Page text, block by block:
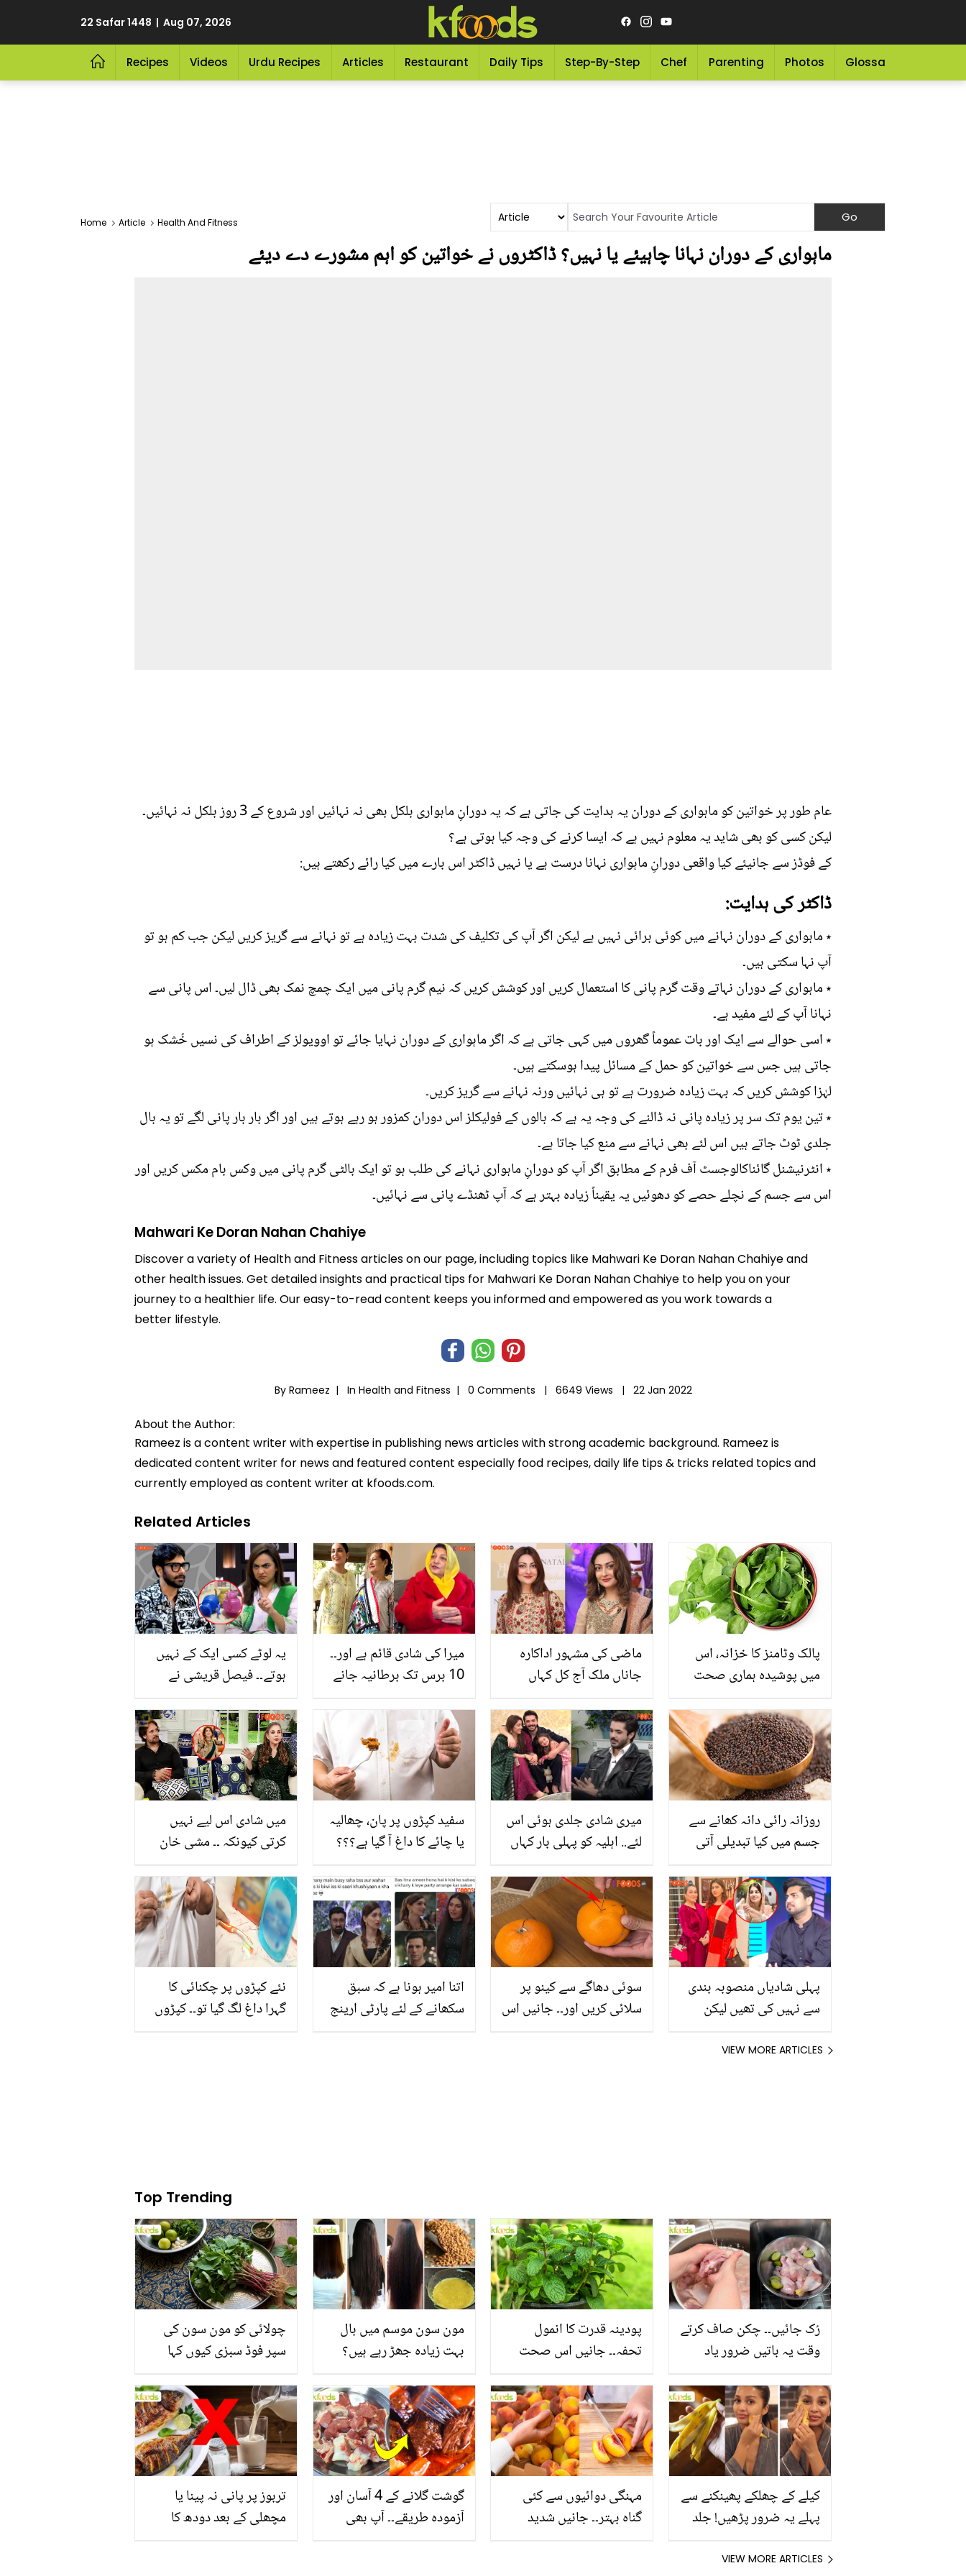
22 Safar 1448 | Aug 07, 2026
Recipes Videos Urdu Recipes Articles Restaurant Daily Tips Step-By-Step Chef Parenting Photos Glossary
Home Article Health And Fitness
ماہواری کے دوران نہانا چاہیئے یا نہیں؟ ڈاکٹروں نے خواتین کو اہم مشورے دے دیئے
عام طور پر خواتین کو ماہواری کے دوران یہ ہدایت کی جاتی ہے کہ یہ دورانِ ماہواری بلکل بھی نہ نہائیں اور شروع کے 3 روز بلکل نہ نہائیں۔
لیکن کسی کو بھی شاید یہ معلوم نہیں ہے کہ ایسا کرنے کی وجہ کیا ہوتی ہے؟
کے فوڈز سے جانیئے کیا واقعی دورانِ ماہواری نہانا درست ہے یا نہیں ڈاکٹر اس بارے میں کیا رائے رکھتے ہیں:
ڈاکٹر کی ہدایت:
٭ ماہواری کے دوران نہانے میں کوئی برائی نہیں ہے لیکن اگر آپ کی تکلیف کی شدت بہت زیادہ ہے تو نہانے سے گریز کریں لیکن جب کم ہو تو
آپ نہا سکتی ہیں۔
٭ ماہواری کے دوران نہاتے وقت گرم پانی کا استعمال کریں اور کوشش کریں کہ نیم گرم پانی میں ایک چمچ نمک بھی ڈال لیں۔ اس پانی سے
نہانا آپ کے لئے مفید ہے۔
٭ اسی حوالے سے ایک اور بات عموماً گھروں میں کہی جاتی ہے کہ اگر ماہواری کے دوران نہایا جائے تو اوویولز کے اطراف کی نسیں خُشک ہو
جاتی ہیں جس سے خواتین کو حمل کے مسائل پیدا ہوسکتے ہیں۔
لہٰزا کوشش کریں کہ بہت زیادہ ضرورت ہے تو ہی نہائیں ورنہ نہانے سے گریز کریں۔
٭ تین یوم تک سر پر زیادہ پانی نہ ڈالنے کی وجہ یہ ہے کہ بالوں کے فولیکلز اس دوران کمزور ہو رہے ہوتے ہیں اور اگر بار بار پانی لگے تو یہ بال
جلدی ٹوٹ جاتے ہیں اس لئے بھی نہانے سے منع کیا جاتا ہے۔
٭ انٹرنیشنل گائناکالوجسٹ آف فرم کے مطابق اگر آپ کو دورانِ ماہواری نہانے کی طلب ہو تو ایک بالٹی گرم پانی میں وکس بام مکس کریں اور
اس سے جسم کے نچلے حصے کو دھوئیں یہ یقیناً زیادہ بہتر ہے کہ آپ ٹھنڈے پانی سے نہائیں۔
Mahwari Ke Doran Nahan Chahiye
Discover a variety of Health and Fitness articles on our page, including topics like Mahwari Ke Doran Nahan Chahiye and
other health issues. Get detailed insights and practical tips for Mahwari Ke Doran Nahan Chahiye to help you on your
journey to a healthier life. Our easy-to-read content keeps you informed and empowered as you work towards a
better lifestyle.
By Rameez | In Health and Fitness | 0 Comments | 6649 Views | 22 Jan 2022
About the Author:
Rameez is a content writer with expertise in publishing news articles with strong academic background. Rameez is
dedicated content writer for news and featured content especially food recipes, daily life tips & tricks related topics and
currently employed as content writer at kfoods.com.
Related Articles
یہ لوٹے کسی ایک کے نہیں
ہوتے۔۔ فیصل قریشی نے
دیتے ہوئے کیا کہا؟
میرا کی شادی قائم ہے اور۔۔
10 برس تک برطانیہ جانے
تھی؟ والدہ کے انکشافات نے
لوگوں کو حیران کردیا
ماضی کی مشہور اداکارہ
جاناں ملک آج کل کہاں
کردی
پالک وٹامنز کا خزانہ، اس
میں پوشیدہ ہماری صحت
میں شادی اس لیے نہیں
کرتی کیونکہ ۔۔ مشی خان
کرنے کے کون سے بڑے
فائدے بتائے؟
سفید کپڑوں پر پان، چھالیہ
یا چائے کا داغ آ گیا ہے؟؟؟
لئے زیادہ محنت نہ کریں
بس ہماری بتائی ہوئی آسان
سی ٹِپس آزمائیں اور سفید
کپڑے چمکائیں
میری شادی جلدی ہوئی اس
لئے.. اہلیہ کو پہلی بار کہاں
نوجوانوں کو شادی کے
متعلق دلچسپ مشورہ دے
دیا
روزانہ رائی دانہ کھانے سے
جسم میں کیا تبدیلی آتی
نئے کپڑوں پر چکنائی کا
گہرا داغ لگ گیا تو۔۔ کپڑوں
اتنا امیر ہونا ہے کہ سبق
سکھانے کے لئے پارٹی ارینج
سوئی دھاگے سے کینو پر
سلائی کریں اور۔۔ جانیں اس
پہلی شادیاں منصوبہ بندی
سے نہیں کی تھیں لیکن
شادی سے متعلق کیا بتایا؟
VIEW MORE ARTICLES
Top Trending
چولائی کو مون سون کی
سپر فوڈ سبزی کیوں کہا
منرلز اور اینٹی آکسیڈنٹس
سے بھرپور اس سبزی کے
فائدے
مون سون موسم میں بال
بہت زیادہ جھڑ رہے ہیں؟
بنانے کے چند قدرتی طریقے
پودینہ قدرت کا انمول
تحفہ۔۔ جانیں اس صحت
انگیز طبی فوائد
رُک جائیں۔۔ چکن صاف کرتے
وقت یہ باتیں ضرور یاد
تربوز پر پانی نہ پینا یا
مچھلی کے بعد دودھ کا
گوشت گلانے کے 4 آسان اور
آزمودہ طریقے۔۔ آپ بھی
مہنگی دوائیوں سے کئی
گناہ بہتر۔۔ جانیں شدید
کیلے کے چھلکے پھینکنے سے
پہلے یہ ضرور پڑھیں! جلد
اور قدرتی حل
VIEW MORE ARTICLES